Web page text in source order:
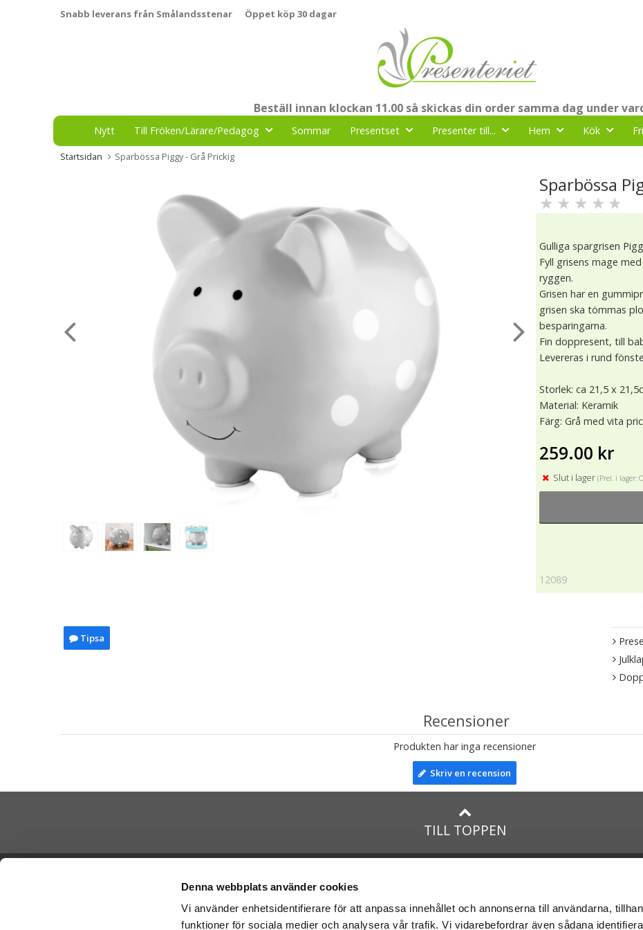
Denna webbplats använder cookies
Vi använder enhetsidentifierare för att anpassa innehållet och annonserna till användarna,
funktioner för sociala medier och analysera vår trafik. Vi vidarebefordrar även sådana
Snabb leverans från Smålandsstenar Öppet köp 30 dagar
Beställ innan klockan 11.00 så skickas din order samma dag under
Nytt Till Fröken/Lärare/Pedagog Sommar Presentset Presenter till... Hem Kök
Startsidan Sparbössa Piggy - Grå Prickig
Sparbössa
★ ★ ★ ★ ★
Gulliga spargrisen
Fyll grisens mage
ryggen.
Grisen har en
grisen ska tömmas
besparingarna.
Fin doppresent, till
Levereras i rund
Storlek: ca 21,5 x
Material: Keramik
Färg: Grå med vita
259.00 kr
Slut i lager (Prel. i lager:
12089
Tipsa
Recensioner
Produkten har inga recensioner
Skriv en recension
TILL TOPPEN